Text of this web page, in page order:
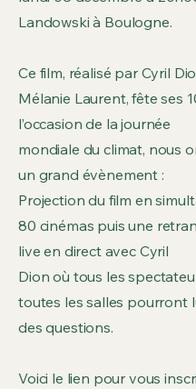
Landowski à Boulogne.
Ce film, réalisé par Cyril
Mélanie Laurent, fête ses
l’occasion de la journée
mondiale du climat, nous
un grand évènement :
Projection du film en
80 cinémas puis une
live en direct avec Cyril
Dion où tous les
toutes les salles pourront
des questions.
Voici le lien pour vous